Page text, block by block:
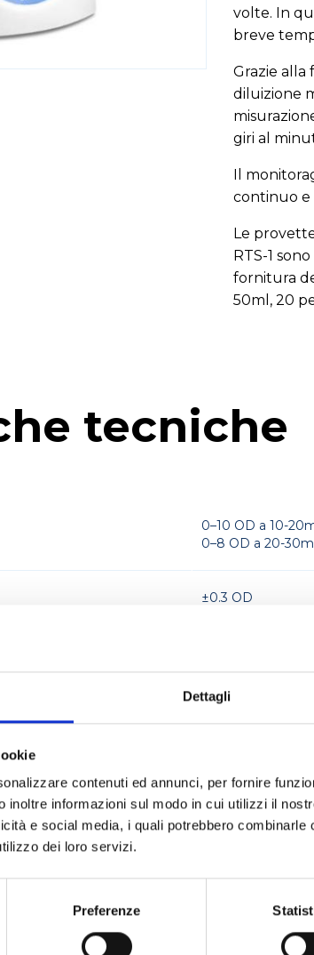
Dettagli
contenuti ed annunci, per fornire
inoltre informazioni sul modo in cui utilizzi il
e social media, i quali potrebbero
dei loro servizi.
Preferenze
volte. In
breve
Grazie alla
diluizione
giri al
Il
continuo e
Le
RTS-1
fornitura
50ml, 20
tecniche
0–10 OD a 10-
0–8 OD a 20-
±0.3 OD
850 nm
10–30 ml